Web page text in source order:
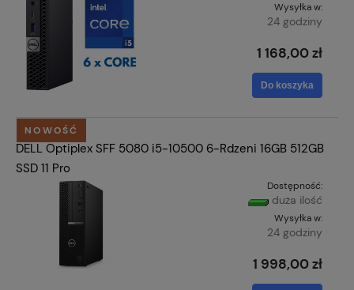
Wysyłka w:
24 godziny
1 168,00 zł
Do koszyka
DELL Optiplex SFF 5080 i5-10500 6-Rdzeni 16GB 512GB
SSD 11 Pro
Dostępność:
duża ilość
Wysyłka w:
24 godziny
1 998,00 zł
NOWOŚĆ